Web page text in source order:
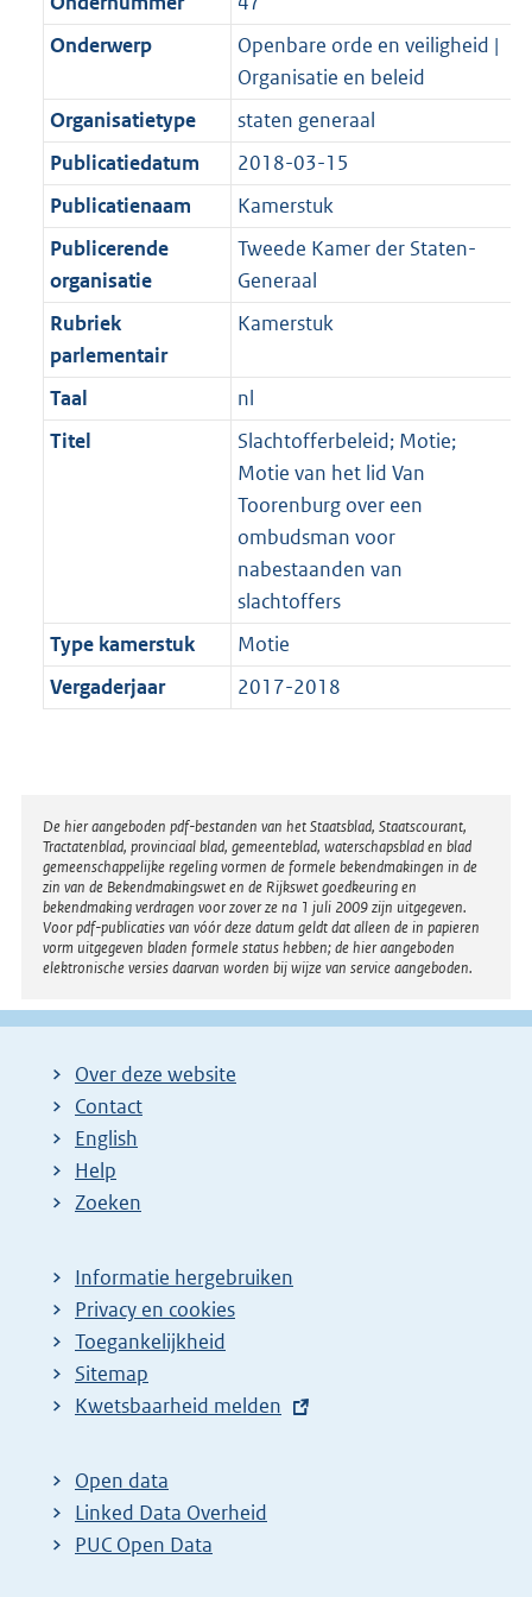
Onderwerp
Openbare orde en veiligheid |
Organisatie en beleid
Organisatietype
staten generaal
Publicatiedatum
2018-03-15
Publicatienaam
Kamerstuk
Publicerende
organisatie
Tweede Kamer der Staten-
Generaal
Rubriek
parlementair
Kamerstuk
Taal
nl
Titel
Slachtofferbeleid; Motie;
Motie van het lid Van
Toorenburg over een
ombudsman voor
nabestaanden van
slachtoffers
Type kamerstuk
Motie
Vergaderjaar
2017-2018
Disclaimer
De hier aangeboden pdf-bestanden van het Staatsblad, Staatscourant,
Tractatenblad, provinciaal blad, gemeenteblad, waterschapsblad en blad
gemeenschappelijke regeling vormen de formele bekendmakingen in de
zin van de Bekendmakingswet en de Rijkswet goedkeuring en
bekendmaking verdragen voor zover ze na 1 juli 2009 zijn uitgegeven.
Voor pdf-publicaties van vóór deze datum geldt dat alleen de in papieren
vorm uitgegeven bladen formele status hebben; de hier aangeboden
elektronische versies daarvan worden bij wijze van service aangeboden.
Over deze website
Contact
English
Help
Zoeken
Informatie hergebruiken
Privacy en cookies
Toegankelijkheid
Sitemap
E
t
e
r
Kwetsbaarheid melden
Open data
Linked Data Overheid
PUC Open Data